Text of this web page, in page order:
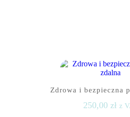
Zdrowa i bezpieczna
250,00 zł z